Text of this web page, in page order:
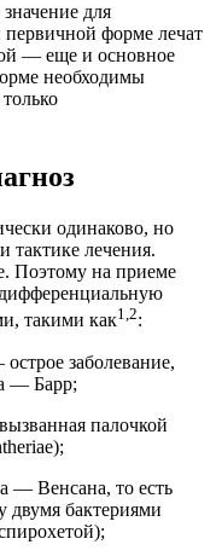
для
первичной форме лечат
— еще и основное
необходимы
одинаково, но
тактике лечения.
Поэтому на приеме
такими как1,2:
заболевание,
— Барр;
палочкой
— Венсана, то есть
двумя бактериями